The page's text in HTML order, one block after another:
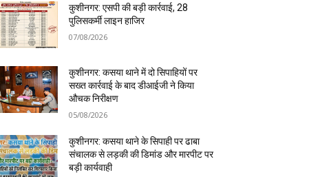
कुशीनगर: एसपी की बड़ी कार्रवाई, 28
पुलिसकर्मी लाइन हाजिर
07/08/2026
कुशीनगर: कसया थाने में दो सिपाहियों पर
सख्त कार्रवाई के बाद डीआईजी ने किया
औचक निरीक्षण
05/08/2026
कुशीनगर: कसया थाने के सिपाही पर ढाबा
संचालक से लड़की की डिमांड और मारपीट पर
बड़ी कार्यवाही